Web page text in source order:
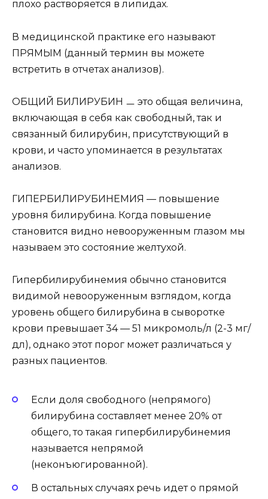
плохо растворяется в липидах.
В медицинской практике его называют
ПРЯМЫМ (данный термин вы можете
встретить в отчетах анализов).
ОБЩИЙ БИЛИРУБИН ㅡ это общая величина,
включающая в себя как свободный, так и
связанный билирубин, присутствующий в
крови, и часто упоминается в результатах
анализов.
ГИПЕРБИЛИРУБИНЕМИЯ — повышение
уровня билирубина. Когда повышение
становится видно невооруженным глазом мы
называем это состояние желтухой.
Гипербилирубинемия обычно становится
видимой невооруженным взглядом, когда
уровень общего билирубина в сыворотке
крови превышает 34 — 51 микромоль/л (2-3 мг/
дл), однако этот порог может различаться у
разных пациентов.
Если доля свободного (непрямого)
билирубина составляет менее 20% от
общего, то такая гипербилирубинемия
называется непрямой
(неконъюгированной).
В остальных случаях речь идет о прямой